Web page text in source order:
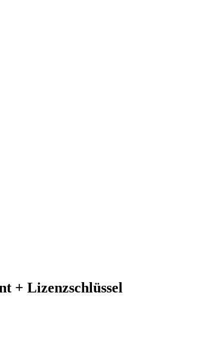
+ Lizenzschlüssel